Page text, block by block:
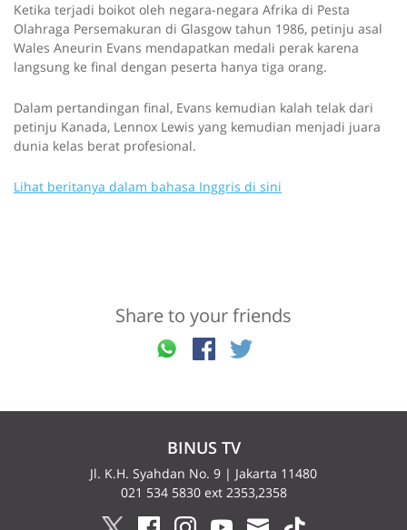
Ketika terjadi boikot oleh negara-negara Afrika di Pesta
Olahraga Persemakuran di Glasgow tahun 1986, petinju asal
Wales Aneurin Evans mendapatkan medali perak karena
langsung ke final dengan peserta hanya tiga orang.
Dalam pertandingan final, Evans kemudian kalah telak dari
petinju Kanada, Lennox Lewis yang kemudian menjadi juara
dunia kelas berat profesional.
Lihat beritanya dalam bahasa Inggris di sini
Share to your friends
BINUS TV
Jl. K.H. Syahdan No. 9 | Jakarta 11480
021 534 5830 ext 2353,2358